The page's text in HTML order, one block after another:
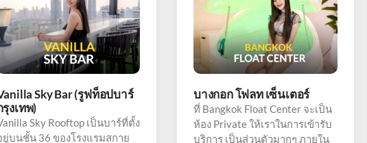
Sky Bar (รูฟท็อปบาร์
รุงเทพ)
Sky Rooftop เป็นบาร์ที่ตั้ง
ยู่บนชั้น 36 ของโรงแรมสกาย
บางกอก โฟลท เซ็นเตอร์
ที่ Bangkok Float Center จะเป็น
ห้อง Private ให้เราในการเข้ารับ
บริการ เป็นส่วนตัวมากๆ ภายใน